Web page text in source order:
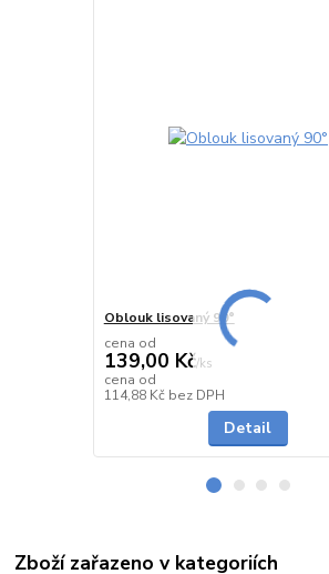
Oblouk lisovaný 90°
cena od
139,00 Kč/ks
cena od
114,88 Kč bez DPH
Detail
Zboží zařazeno v kategoriích